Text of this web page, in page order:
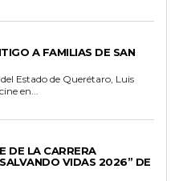
A FAMILIAS DE SAN
Estado de Querétaro, Luis
en...
DE LA CARRERA
VIDAS 2026” DE